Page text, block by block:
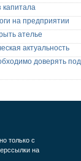
капитала
на предприятии
ателье
актуальность
доверять
только с
на